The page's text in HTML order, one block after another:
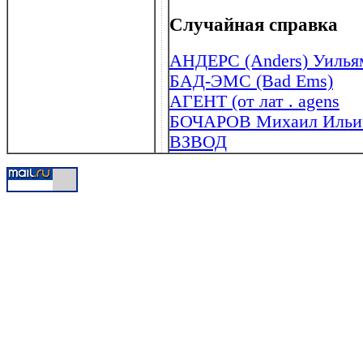
Случайная справка
АНДЕРС (Anders)
БАД-ЭМС (Bad Ems)
АГЕНТ (от лат . agens
БОЧАРОВ Михаил
ВЗВОД